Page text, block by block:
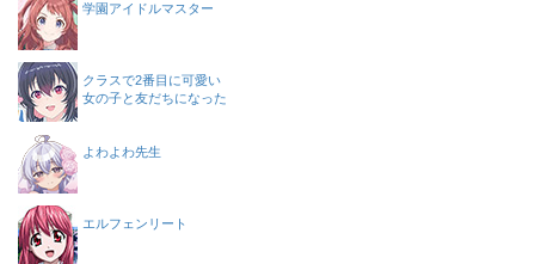
学園アイドルマスター
クラスで2番目に可愛い
女の子と友だちになった
よわよわ先生
エルフェンリート